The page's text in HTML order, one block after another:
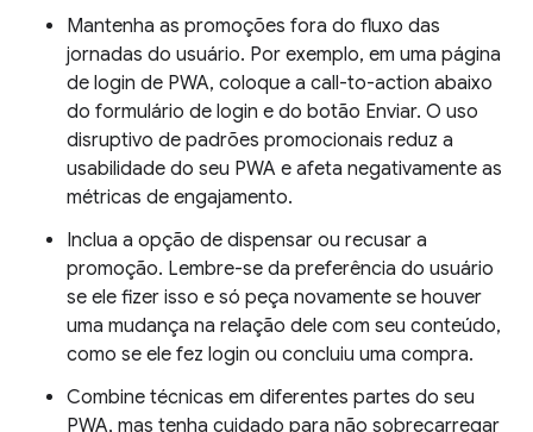
Mantenha as promoções fora do fluxo das
jornadas do usuário. Por exemplo, em uma página
de login de PWA, coloque a call-to-action abaixo
do formulário de login e do botão Enviar. O uso
disruptivo de padrões promocionais reduz a
usabilidade do seu PWA e afeta negativamente as
métricas de engajamento.
Inclua a opção de dispensar ou recusar a
promoção. Lembre-se da preferência do usuário
se ele fizer isso e só peça novamente se houver
uma mudança na relação dele com seu conteúdo,
como se ele fez login ou concluiu uma compra.
Combine técnicas em diferentes partes do seu
PWA, mas tenha cuidado para não sobrecarregar